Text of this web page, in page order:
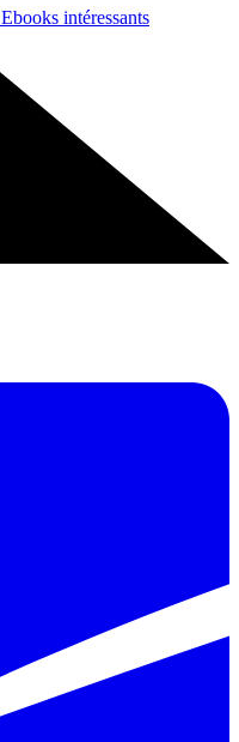
Ebooks intéressants